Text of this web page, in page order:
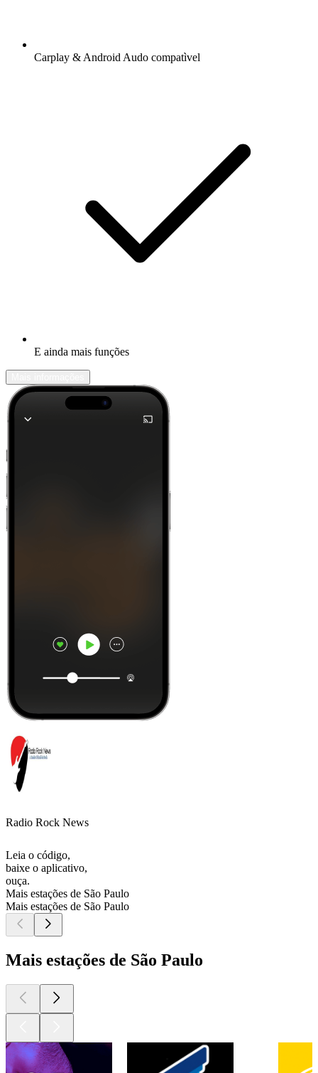
Carplay & Android Audo compatìvel
E ainda mais funções
Radio Rock News
Leia o código,
baixe o aplicativo,
ouça.
Mais estações de São Paulo
Mais estações de São Paulo
Mais estações de São Paulo